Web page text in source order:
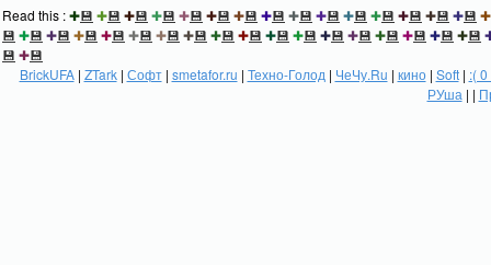
Read this :✚💾 ✚💾 ✚💾 ✚💾 ✚💾 ✚💾 ✚💾 ✚💾 ✚💾 ✚💾 ✚💾 ✚💾 ✚💾 ✚💾 ✚💾 ✚
💾 ✚💾 ✚💾 ✚💾 ✚💾 ✚💾 ✚💾 ✚💾 ✚💾 ✚💾 ✚💾 ✚💾 ✚💾 ✚💾 ✚💾 ✚💾 ✚💾 ✚💾
💾 ✚💾
BrickUFA| ZTark| Софт| smetafor.ru | Техно-Голод | ЧеЧу.Ru | кино| Soft| :(
РУша | |